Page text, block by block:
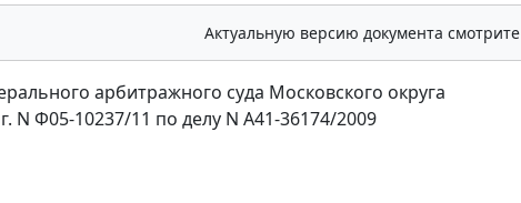
Актуальную версию документа смотрите
арбитражного суда Московского округа
N Ф05-10237/11 по делу N А41-36174/2009